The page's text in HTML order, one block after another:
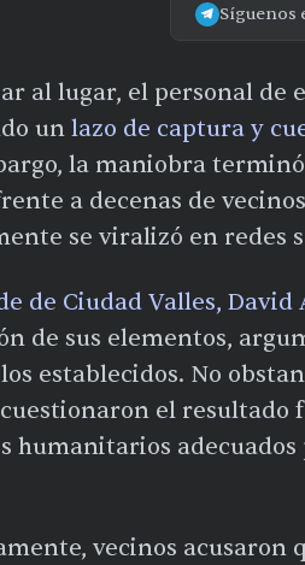
Síguenos
al lugar, el personal de
un lazo de captura y
la maniobra
a decenas de
se viralizó en redes
de Ciudad Valles,
de sus elementos,
establecidos. No
el resultado
humanitarios
vecinos acusaron